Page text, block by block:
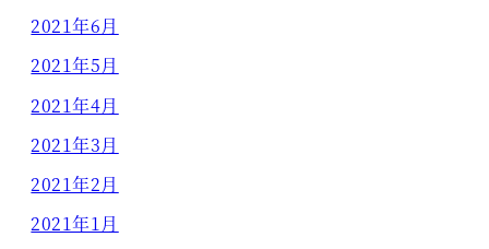
2021年6月
2021年5月
2021年4月
2021年3月
2021年2月
2021年1月